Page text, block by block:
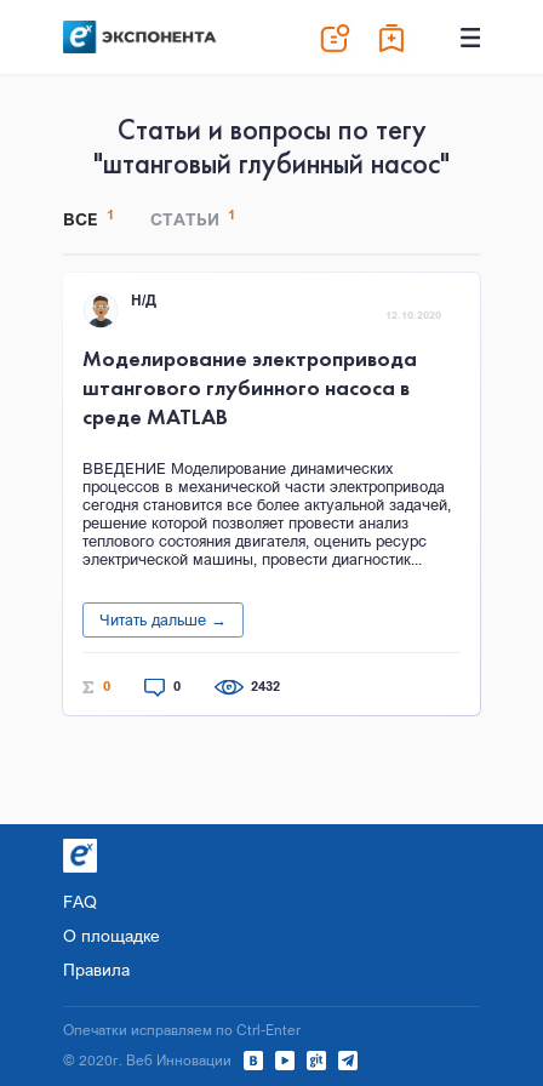
Статьи и вопросы по тегу
"штанговый глубинный насос"
ВСЕ 1 СТАТЬИ 1
12.10.2020
Н/Д
Моделирование электропривода
штангового глубинного насоса в
среде MATLAB
ВВЕДЕНИЕ Моделирование динамических
процессов в механической части электропривода
сегодня становится все более актуальной задачей,
решение которой позволяет провести анализ
теплового состояния двигателя, оценить ресурс
электрической машины, провести диагностик...
Читать дальше →
0 0 2432
FAQ
О площадке
Правила
© 2020г. Веб Инновации
Опечатки исправляем по Ctrl-Enter